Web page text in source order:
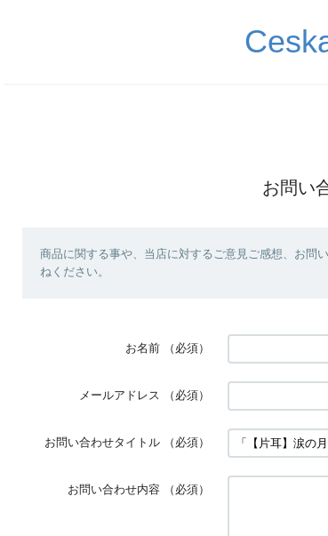
お問い
商品に関する事や、当店に対するご意見ご感想、お問
ねください。
お名前 （必須）
メールアドレス （必須）
お問い合わせタイトル （必須）
お問い合わせ内容 （必須）